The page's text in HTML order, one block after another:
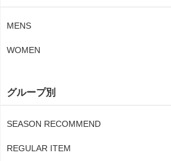
MENS
WOMEN
グループ別
SEASON RECOMMEND
REGULAR ITEM